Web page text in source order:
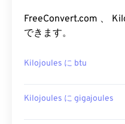
FreeConvert.com 、
できます。
Kilojoules に btu
Kilojoules に gigajoules